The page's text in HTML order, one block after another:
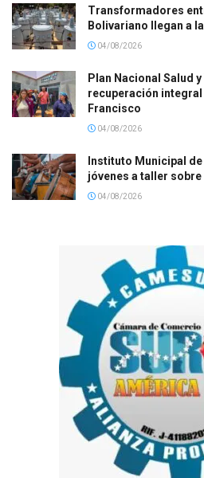
Transformadores
Bolivariano llegan a
04/08/2026
Plan Nacional Salud
recuperación
Francisco
04/08/2026
Instituto Municipal
jóvenes a taller sobre
04/08/2026